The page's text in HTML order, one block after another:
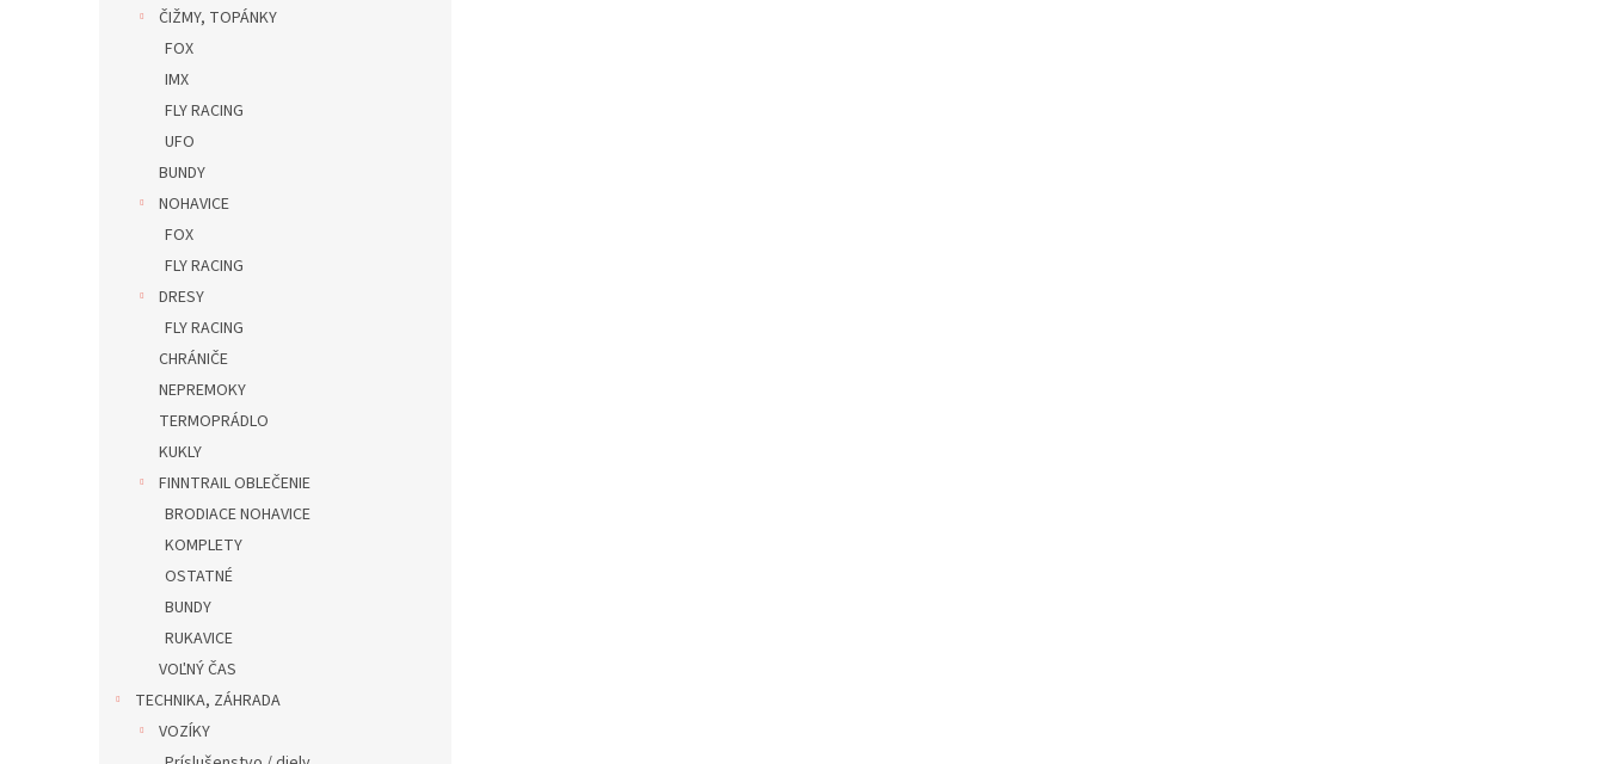
ČIŽMY, TOPÁNKY
FOX
IMX
FLY RACING
UFO
BUNDY
NOHAVICE
FOX
FLY RACING
DRESY
FLY RACING
CHRÁNIČE
NEPREMOKY
TERMOPRÁDLO
KUKLY
FINNTRAIL OBLEČENIE
BRODIACE NOHAVICE
KOMPLETY
OSTATNÉ
BUNDY
RUKAVICE
VOĽNÝ ČAS
TECHNIKA, ZÁHRADA
VOZÍKY